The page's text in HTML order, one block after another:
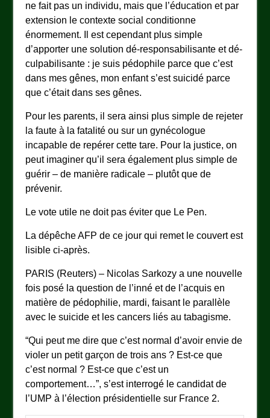
ne fait pas un individu, mais que l’éducation et par
extension le contexte social conditionne
énormement. Il est cependant plus simple
d’apporter une solution dé-responsabilisante et dé-
culpabilisante : je suis pédophile parce que c’est
dans mes gênes, mon enfant s’est suicidé parce
que c’était dans ses gênes.
Pour les parents, il sera ainsi plus simple de rejeter
la faute à la fatalité ou sur un gynécologue
incapable de repérer cette tare. Pour la justice, on
peut imaginer qu’il sera également plus simple de
guérir – de manière radicale – plutôt que de
prévenir.
Le vote utile ne doit pas éviter que Le Pen.
La dépêche AFP de ce jour qui remet le couvert est
lisible ci-après.
PARIS (Reuters) – Nicolas Sarkozy a une nouvelle
fois posé la question de l’inné et de l’acquis en
matière de pédophilie, mardi, faisant le parallèle
avec le suicide et les cancers liés au tabagisme.
“Qui peut me dire que c’est normal d’avoir envie de
violer un petit garçon de trois ans ? Est-ce que
c’est normal ? Est-ce que c’est un
comportement…”, s’est interrogé le candidat de
l’UMP à l’élection présidentielle sur France 2.